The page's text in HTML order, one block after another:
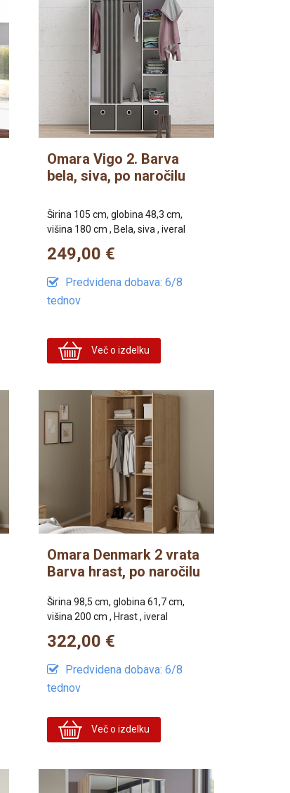
Omara Vigo 2. Barva
bela, siva, po naročilu
Širina 105 cm, globina 48,3 cm,
višina 180 cm , Bela, siva , iveral
249,00 €
Predvidena dobava: 6/8
tednov
Več o izdelku
Omara Denmark 2 vrata
Barva hrast, po naročilu
Širina 98,5 cm, globina 61,7 cm,
višina 200 cm , Hrast , iveral
322,00 €
Predvidena dobava: 6/8
tednov
Več o izdelku